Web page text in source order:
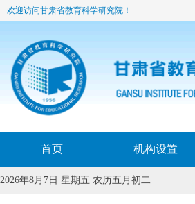
欢迎访问甘肃省教育科学研究院！
首页 机构设置
2026年8月7日 星期五 农历五月初二